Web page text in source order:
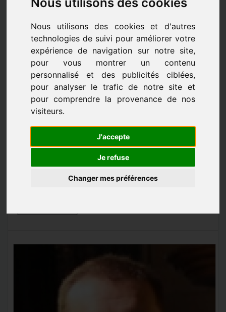
Nous utilisons des cookies et d'autres
technologies de suivi pour améliorer votre
expérience de navigation sur notre site,
pour vous montrer un contenu
personnalisé et des publicités ciblées,
pour analyser le trafic de notre site et
pour comprendre la provenance de nos
visiteurs.
J'accepte
Je refuse
Changer mes préférences
Les professeurs
LES PROFESSEURS